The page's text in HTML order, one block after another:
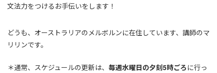
文法力をつけるお手伝いをします！
どうも、オーストラリアのメルボルンに在住しています、講師のマ
リリンです。
＊通常、スケジュールの更新は、 毎週水曜日の夕刻5時ごろ に行っ